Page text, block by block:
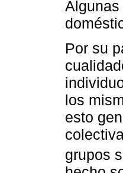
Por su
los
esto
grupos